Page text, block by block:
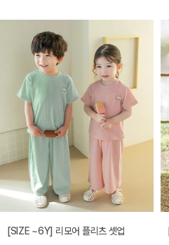
[SIZE ~6Y] 리모어 플리츠 셋업